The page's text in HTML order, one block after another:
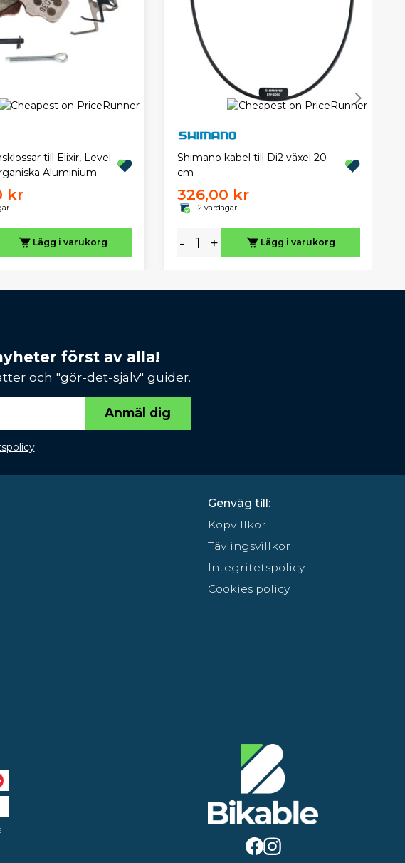
till Elixir, Level
Aluminium
kr
Lägg i varukorg
Shimano kabel till Di2 växel 20
cm
326,00 kr
1-2 vardagar
- + Lägg i varukorg
först av alla!
och "gör-det-själv" guider.
Anmäl dig
.
Genväg till:
Köpvillkor
Tävlingsvillkor
Integritetspolicy
Cookies policy